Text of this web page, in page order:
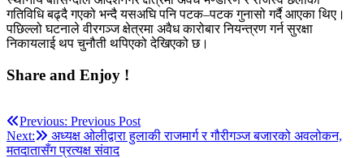
गतिविधि बढ्दै गएको भन्दै यसअघि पनि पटक–पटक गुनासो गर्दै आएका थिए।
पछिल्लो घटनाले वीरगञ्ज क्षेत्रमा अवैध कारोबार नियन्त्रण गर्न सुरक्षा
निकायलाई थप चुनौती थपिएको देखिएको छ।
Share and Enjoy !
Post
navigation
Previous: Previous Post
Next:
अध्यक्ष ओलीद्वारा हुलाकी राजमार्ग र गौरीगञ्ज बजारको अवलोकन,
मतदातासँग प्रत्यक्ष संवाद